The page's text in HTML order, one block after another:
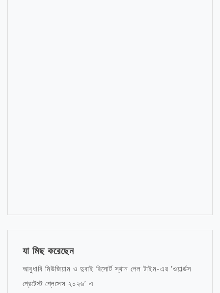
যা মিছ করেছেন
আবুধাবি মিউজিয়াম ও দুবাই রিসোর্ট স্থান পেল টাইম-এর ‘ওয়ার্ল্ডস
গ্রেটেস্ট প্লেসেস ২০২৬’ এ